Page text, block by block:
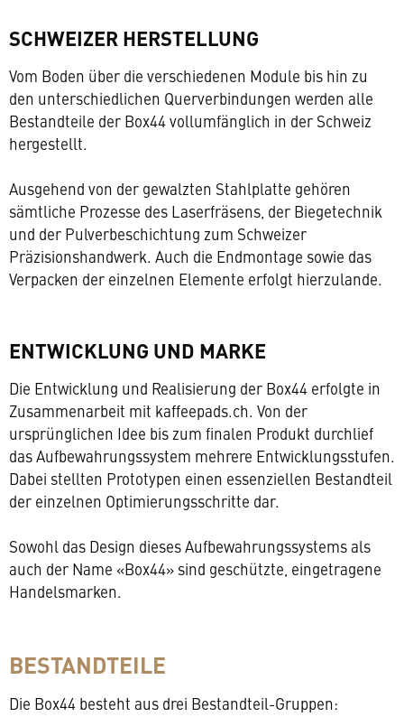
SCHWEIZER HERSTELLUNG
Vom Boden über die verschiedenen Module bis hin zu
den unterschiedlichen Querverbindungen werden alle
Bestandteile der Box44 vollumfänglich in der Schweiz
hergestellt.
Ausgehend von der gewalzten Stahlplatte gehören
sämtliche Prozesse des Laserfräsens, der Biegetechnik
und der Pulverbeschichtung zum Schweizer
Präzisionshandwerk. Auch die Endmontage sowie das
Verpacken der einzelnen Elemente erfolgt hierzulande.
ENTWICKLUNG UND MARKE
Die Entwicklung und Realisierung der Box44 erfolgte in
Zusammenarbeit mit kaffeepads.ch. Von der
ursprünglichen Idee bis zum finalen Produkt durchlief
das Aufbewahrungssystem mehrere Entwicklungsstufen.
Dabei stellten Prototypen einen essenziellen Bestandteil
der einzelnen Optimierungsschritte dar.
Sowohl das Design dieses Aufbewahrungssystems als
auch der Name «Box44» sind geschützte, eingetragene
Handelsmarken.
BESTANDTEILE
Die Box44 besteht aus drei Bestandteil-Gruppen: